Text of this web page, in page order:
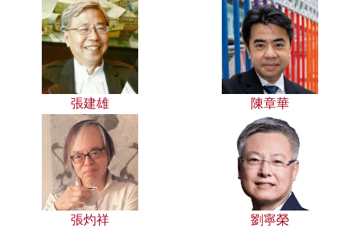
張建雄 陳章華
張灼祥 劉寧榮